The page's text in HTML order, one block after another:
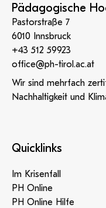
Pädagogische
Pastorstraße 7
6010 Innsbruck
+43 512 59923
office@ph-tirol.ac.at
Wir sind mehrfach
Nachhaltigkeit und
Quicklinks
Im Krisenfall
PH Online
PH Online Hilfe